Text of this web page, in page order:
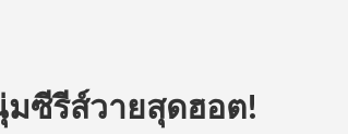
มซีรีส์วายสุดฮอต!